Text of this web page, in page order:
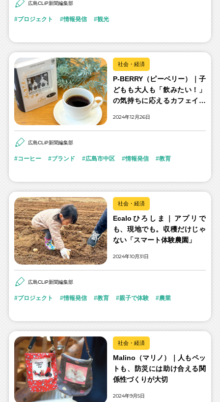
広島CLiP新聞編集部
プロジェクト 情報発信 観光
社会・経済
P-BERRY（ピーベリー）｜子
どもも大人も「飲みたい！」
の気持ちに応えるカフェイン
2024年12月26日
広島CLiP新聞編集部
コーヒー ブランド 広島市中区 情報発信 教育
社会・経済
Ecaloひろしま｜アプリで
も、現地でも。収穫だけじゃ
ない「スマート体験農園」
2024年10月31日
広島CLiP新聞編集部
プロジェクト 情報発信 教育 親子で体験 農業
社会・経済
Malino（マリノ）｜人もペッ
トも、防災には助け合える関
係性づくりが大切
2024年9月5日